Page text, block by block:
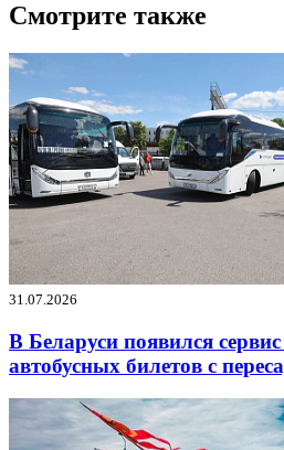
Смотрите также
31.07.2026
В Беларуси появился
автобусных билетов с